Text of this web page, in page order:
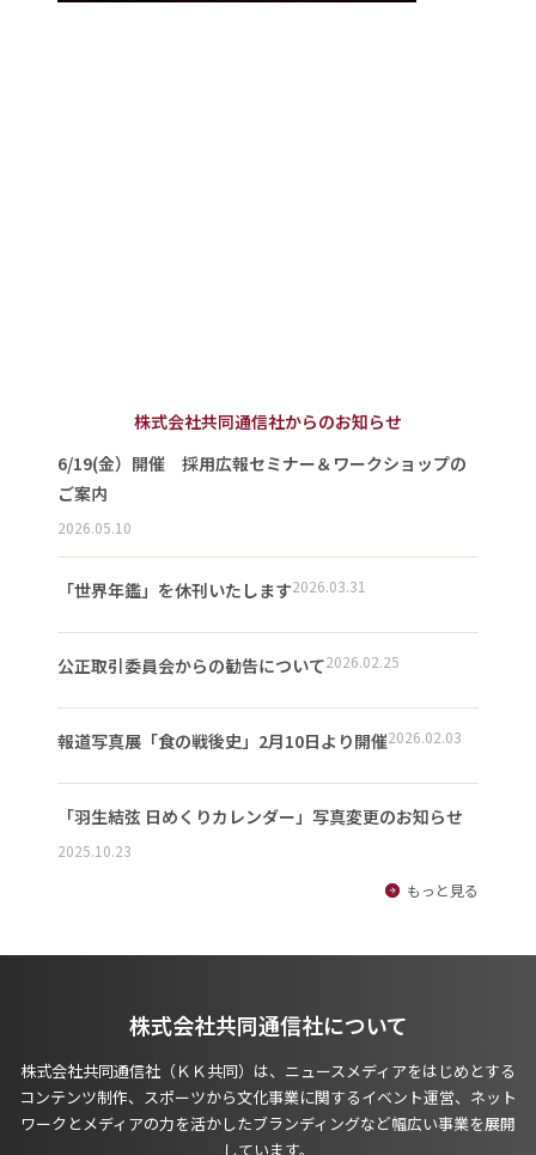
株式会社共同通信社からのお知らせ
6/19(金）開催 採用広報セミナー＆ワークショップの
ご案内
2026.05.10
「世界年鑑」を休刊いたします2026.03.31
公正取引委員会からの勧告について2026.02.25
報道写真展「食の戦後史」2月10日より開催2026.02.03
「羽生結弦 日めくりカレンダー」写真変更のお知らせ
2025.10.23
もっと見る
株式会社共同通信社について
株式会社共同通信社（ＫＫ共同）は、ニュースメディアをはじめとする
コンテンツ制作、スポーツから文化事業に関するイベント運営、ネット
ワークとメディアの力を活かしたブランディングなど幅広い事業を展開
しています。